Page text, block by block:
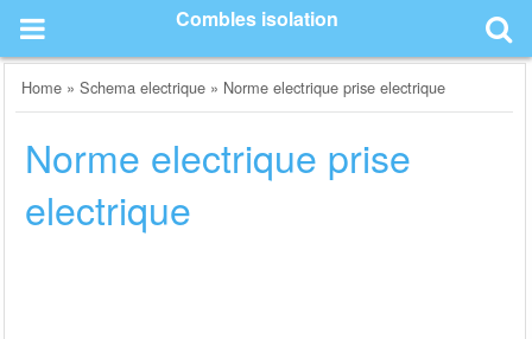
content
Combles isolation
Home »Schema electrique » Norme electrique prise electrique
Norme electrique prise
electrique